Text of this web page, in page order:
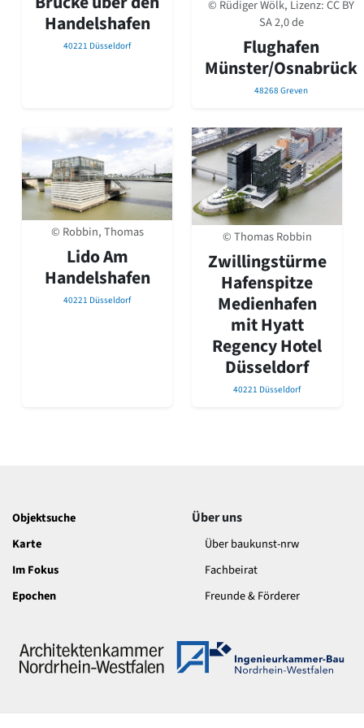
David Chipperfield
Harald Deilmann
Gottfried Böhm
Auszeichnung vorbildlicher Bauten NRW 2020
Epochen
Gesamtübersicht...
Gegenwart
Postmoderne
1950er-70er Jahre
Moderne
Reformarchitektur
Jugendstil
Historismus
Klassizismus
Kontakt
Datenschutz
Suchbegriff eingeben
Handelshafen
40221 Düsseldorf
© Rüdiger Wölk, Lizenz:CC BY
SA 2,0 de
Flughafen
Münster/Osnabrück
48268 Greven
© Robbin, Thomas
Lido Am
Handelshafen
40221 Düsseldorf
© Thomas Robbin
Zwillingstürme
Hafenspitze
Medienhafen
mit Hyatt
Regency Hotel
Düsseldorf
40221 Düsseldorf
Objektsuche
Karte
Im Fokus
Epochen
Über uns
Über baukunst-nrw
Fachbeirat
Freunde & Förderer